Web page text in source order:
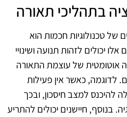
בתהליכי תאורה
של טכנולוגיות חכמות הוא
יכולים לזהות תנועה ושינויי
של עוצמת התאורה
כאשר אין פעילות
להיכנס למצב חיסכון, ובכך
בנוסף, חיישנים יכולים להתריע